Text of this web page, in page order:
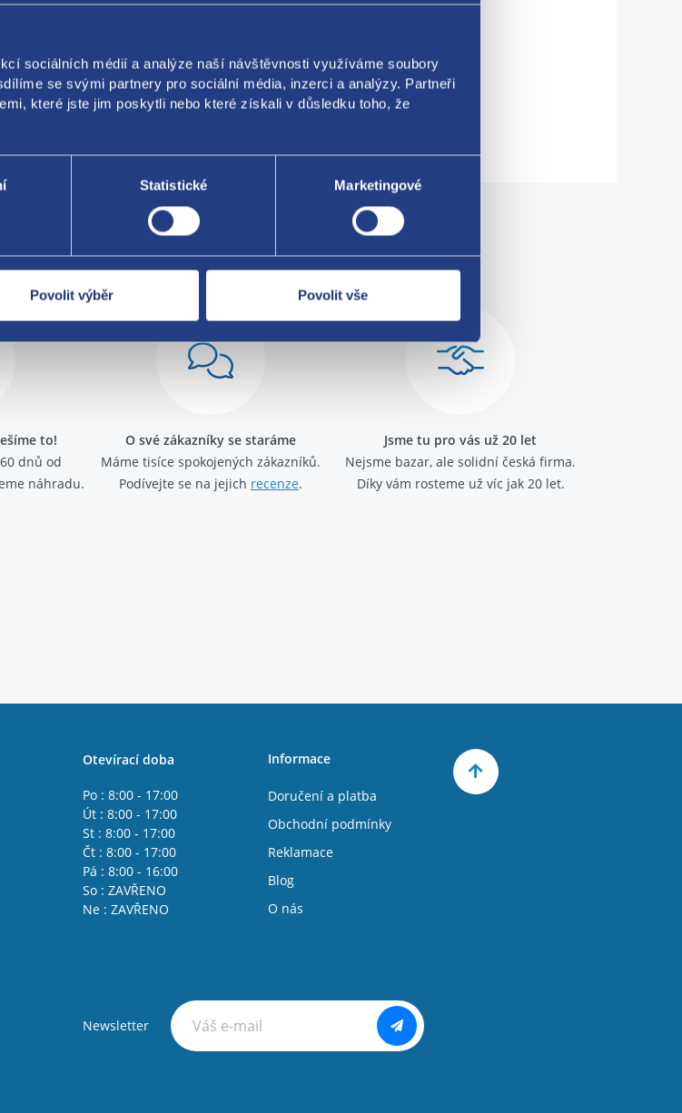
sociálních médií a analýze naší návštěvnosti využíváme soubory
se svými partnery pro sociální média, inzerci a analýzy. Partneři
které jste jim poskytli nebo které získali v důsledku toho, že
Statistické Marketingové
Povolit výběr Povolit vše
Za kvalitu ručíme!
to!
dnů od
náhradu.
O své zákazníky se staráme
Máme tisíce spokojených zákazníků.
Podívejte se na jejich recenze.
Jsme tu pro vás už 20 let
Nejsme bazar, ale solidní česká firma.
Díky vám rosteme už víc jak 20 let.
Otevírací doba
Po : 8:00 - 17:00
Út : 8:00 - 17:00
St : 8:00 - 17:00
Čt : 8:00 - 17:00
Pá : 8:00 - 16:00
So : ZAVŘENO
Ne : ZAVŘENO
Informace
Doručení a platba
Obchodní podmínky
Reklamace
Blog
O nás
Newsletter